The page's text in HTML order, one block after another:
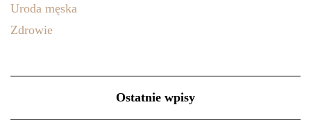
Uroda męska
Zdrowie
Ostatnie wpisy